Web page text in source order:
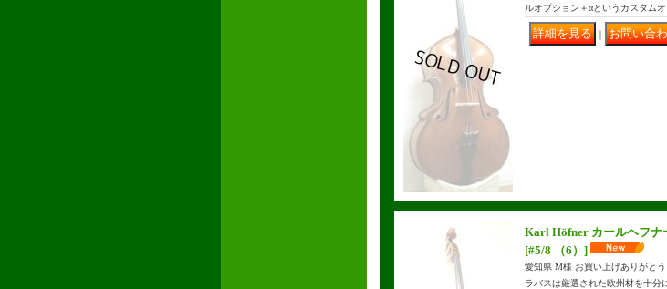
ルオプション＋αというカスタムオ
｜
Karl Höfner カールヘフナ
[#5/8 （6）]
愛知県 M様 お買い上げありがとう
ラバスは厳選された欧州材を十分